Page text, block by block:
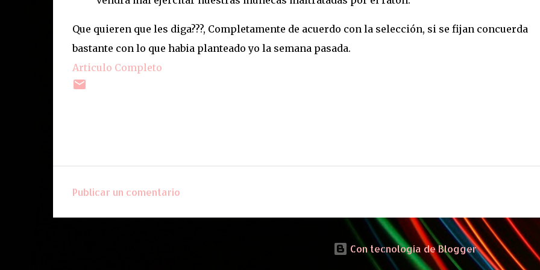
Que quieren que les diga???, Completamente de acuerdo con la selección, si se fijan concuerda
bastante con lo que habia planteado yo la semana pasada.
Articulo Completo
o
Publicar un comentario
Con tecnología de Blogger